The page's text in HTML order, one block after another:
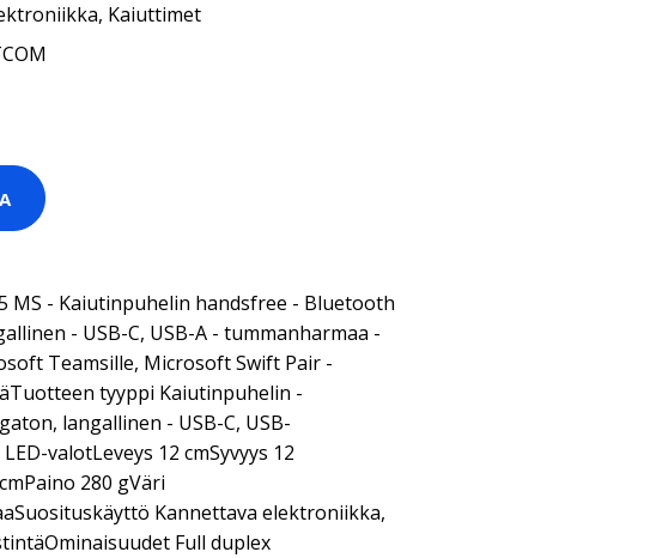
, Kaiuttimet
MS - Kaiutinpuhelin handsfree - Bluetooth
- USB-C, USB-A - tummanharmaa -
Teamsille, Microsoft Swift Pair -
tyyppi Kaiutinpuhelin -
langallinen - USB-C, USB-
valotLeveys 12 cmSyvyys 12
280 gVäri
Kannettava elektroniikka,
Full duplex